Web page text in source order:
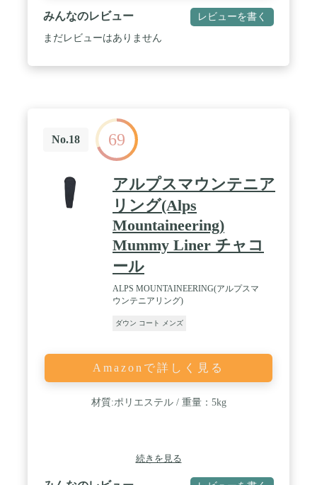
みんなのレビュー レビューを書く
まだレビューはありません
No.18 69
アルプスマウンテニア
リング(Alps
Mountaineering)
Mummy Liner チャコ
ール
ALPS MOUNTAINEERING(アルプスマ
ウンテニアリング)
ダウン コート メンズ
Amazonで詳しく見る
材質:ポリエステル / 重量：5kg
続きを見る